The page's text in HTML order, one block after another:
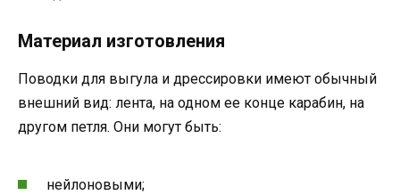
Материал изготовления
Поводки для выгула и дрессировки имеют обычный
внешний вид: лента, на одном ее конце карабин, на
другом петля. Они могут быть:
нейлоновыми;